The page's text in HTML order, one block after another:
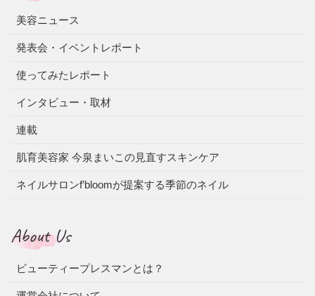
美容ニュース
発表会・イベントレポート
使ってみたレポート
インタビュー・取材
連載
肌育美容家 今泉まいこの見直すスキンケア
ネイルサロンf’bloomが提案する季節のネイル
About Us
ビューティープレスマンとは？